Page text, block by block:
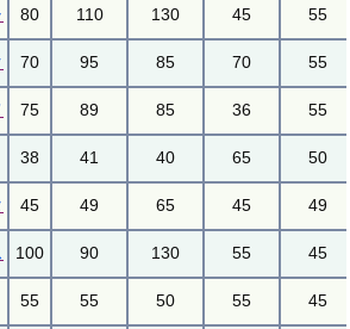
80 110 130 45 55
70 95 85 70 55
75 89 85 36 55
38 41 40 65 50
45 49 65 45 49
100 90 130 55 45
55 55 50 55 45